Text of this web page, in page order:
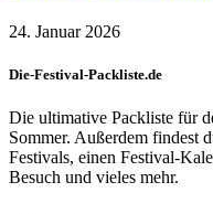
24. Januar 2026
Die-Festival-Packliste.de
Die ultimative Packliste für
Sommer. Außerdem findest
Festivals, einen Festival-
Besuch und vieles mehr.